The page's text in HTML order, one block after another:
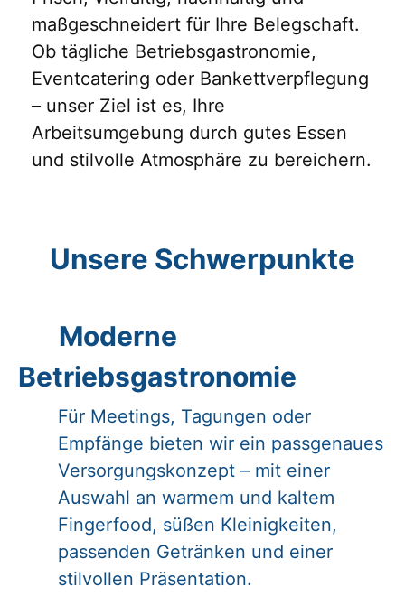
maßgeschneidert für Ihre Belegschaft.
Ob tägliche Betriebsgastronomie,
Eventcatering oder Bankettverpflegung
– unser Ziel ist es, Ihre
Arbeitsumgebung durch gutes Essen
und stilvolle Atmosphäre zu bereichern.
Unsere Schwerpunkte
Moderne
Betriebsgastronomie
Für Meetings, Tagungen oder
Empfänge bieten wir ein passgenaues
Versorgungskonzept – mit einer
Auswahl an warmem und kaltem
Fingerfood, süßen Kleinigkeiten,
passenden Getränken und einer
stilvollen Präsentation.